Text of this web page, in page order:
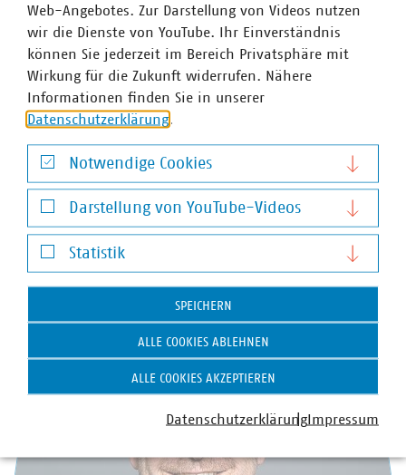
Europäischen Union hat. Immer mehr
Mitgliedsunternehmen engagieren sich im
Breitbandausbau: 203 Unternehmen investieren pro Jahr
über 700 Millionen Euro. Beim Breitbandausbau setzen
92 Prozent der Unternehmen auf Glasfaser bis
mindestens ins Gebäude. Wir halten Deutschland am
Laufen – klimaneutral, leistungsstark, lebenswert. Unser
Beitrag für heute und morgen: #Daseinsvorsorge. Unsere
Positionen:
2030plus.vku.de.
Ansprechpartner
Web-Angebotes. Zur Darstellung von Videos nutzen
wir die Dienste von YouTube. Ihr Einverständnis
können Sie jederzeit im Bereich Privatsphäre mit
Wirkung für die Zukunft widerrufen. Nähere
Informationen finden Sie in unserer
Datenschutzerklärung
Notwendige Cookies
Notwendige Cookies
Darstellung von YouTube-Videos
Darstellung von YouTube-Videos
Statistik
Statistik
SPEICHERN
ALLE COOKIES ABLEHNEN
ALLE COOKIES AKZEPTIEREN
DatenschutzerklärungImpressum